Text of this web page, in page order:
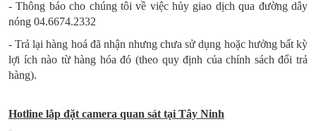
- Thông báo cho chúng tôi về việc hủy giao dịch qua đường dây
nóng 04.6674.2332
- Trả lại hàng hoá đã nhận nhưng chưa sử dụng hoặc hưởng bất kỳ
lợi ích nào từ hàng hóa đó (theo quy định của chính sách đổi trả
hàng).
Hotline lắp đặt camera quan sát tại Tây Ninh